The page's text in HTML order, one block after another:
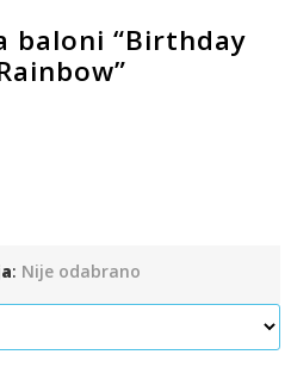
baloni “Birthday
: Nije odabrano